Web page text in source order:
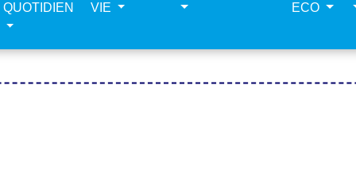
QUOTIDIEN
VIE
ECO